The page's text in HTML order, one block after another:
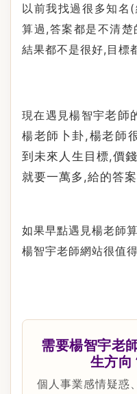
以前我找過很多知名 (
算過 ,答案都是不清楚
結果都不是很好, 目標
現在遇見楊智宇老師
楊老師卜卦,楊老師
到未來人生目標,價
就要一萬多 ,給的答
如果早點遇見楊老師
楊智宇老師網站很值
需要楊智宇老
生方向
個人事業感情疑惑